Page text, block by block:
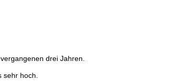
drei Jahren.
hoch.